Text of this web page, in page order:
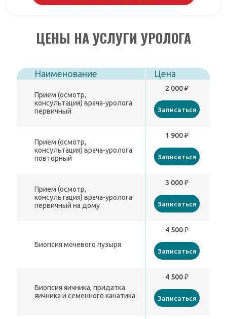
ЦЕНЫ НА УСЛУГИ УРОЛОГА
Наименование Цена
Прием (осмотр,
консультация) врача-уролога
первичный
2 000 ₽
Записаться
Прием (осмотр,
консультация) врача-уролога
повторный
1 900 ₽
Записаться
Прием (осмотр,
консультация) врача-уролога
первичный на дому
3 000 ₽
Записаться
Биопсия мочевого пузыря
4 500 ₽
Записаться
Биопсия яичника, придатка
яичника и семенного канатика
4 500 ₽
Записаться